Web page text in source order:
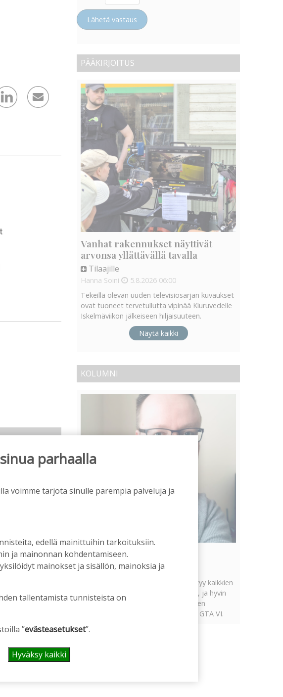
Lähetä vastaus
PÄÄKIRJOITUS
Vanhat rakennukset näyttivät
arvonsa yllättävällä tavalla
Tilaajille
Hanna Soini 5.8.2026 06:00
Tekeillä olevan uuden televisiosarjan kuvaukset
ovat tuoneet tervetullutta vipinää Kiuruvedelle
Iskelmäviikon jälkeiseen hiljaisuuteen.
Näytä kaikki
KOLUMNI
Vähempikin riittäisi?
Aku Laatikainen 31.7.2026
Tämän vuoden marraskuussa ilmestyy kaikkien
aikojen odotetuin ja ennakkotilatuin, ja hyvin
todennäköisesti myös kaikkien aikojen
myydyimmäksi videopeliksi nouseva GTA VI.
parhaalla
voimme tarjota sinulle parempia palveluja ja
edellä mainittuihin tarkoituksiin.
ja mainonnan kohdentamiseen.
mainokset ja sisällön, mainoksia ja
tallentamista tunnisteista on
”evästeasetukset”.
Hyväksy kaikki